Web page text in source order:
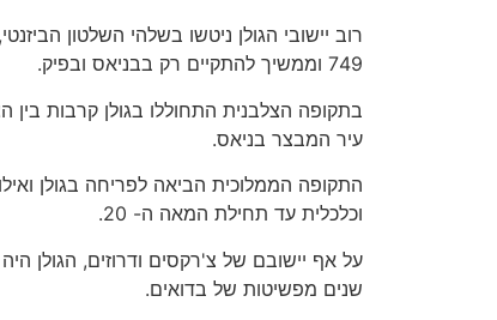
רוב יישובי הגולן ניטשו בשלהי השלטון
749 וממשיך להתקיים רק בבניאס ובפיק.
בתקופה הצלבנית התחוללו בגולן קרבות בין
עיר המבצר בניאס.
התקופה הממלוכית הביאה לפריחה בגולן
וכלכלית עד תחילת המאה ה- 20.
על אף יישובם של צ'רקסים ודרוזים, הגולן
שנים מפשיטות של בדואים.